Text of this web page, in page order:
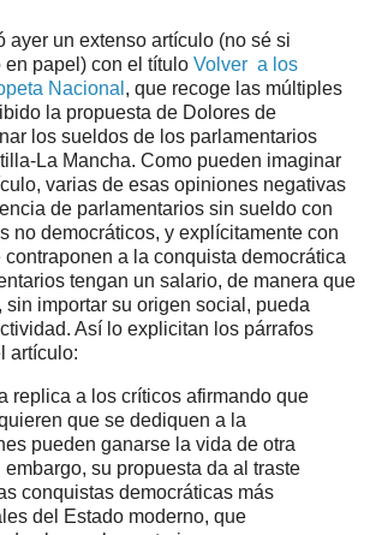
ayer un extenso artículo (no sé si
papel) con el título Volver a los
Nacional , que recoge las múltiples
la propuesta de Dolores de
los sueldos de los parlamentarios
La Mancha. Como pueden imaginar
varias de esas opiniones negativas
de parlamentarios sin sueldo con
no democráticos, y explícitamente con
a la conquista democrática
tengan un salario, de manera que
importar su origen social, pueda
Así lo explicitan los párrafos
artículo:
replica a los críticos afirmando que
que se dediquen a la
pueden ganarse la vida de otra
embargo, su propuesta da al traste
conquistas democráticas más
del Estado moderno, que